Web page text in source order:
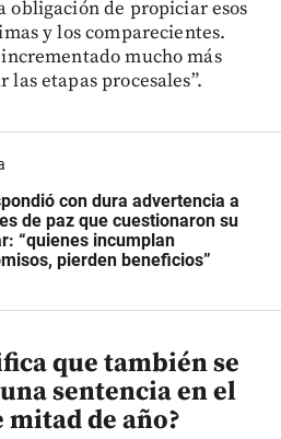
obligación de propiciar esos
y los comparecientes.
mucho más
etapas procesales”.
con dura advertencia a
de paz que cuestionaron su
“quienes incumplan
pierden beneficios”
que también se
sentencia en el
mitad de año?